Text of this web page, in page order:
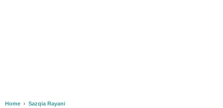
Home › Sazqia Rayani